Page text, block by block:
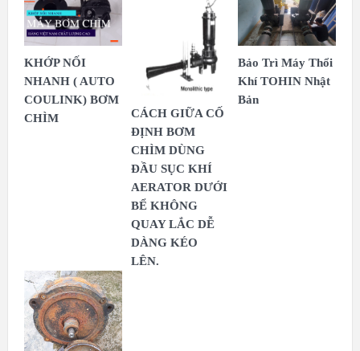
KHỚP NỐI
NHANH ( AUTO
COULINK) BƠM
CHÌM
CÁCH GIỮA CỐ
ĐỊNH BƠM
CHÌM DÙNG
ĐẦU SỤC KHÍ
AERATOR DƯỚI
BỂ KHÔNG
QUAY LẮC DỄ
DÀNG KÉO
LÊN.
Bảo Trì Máy Thổi
Khí TOHIN Nhật
Bản